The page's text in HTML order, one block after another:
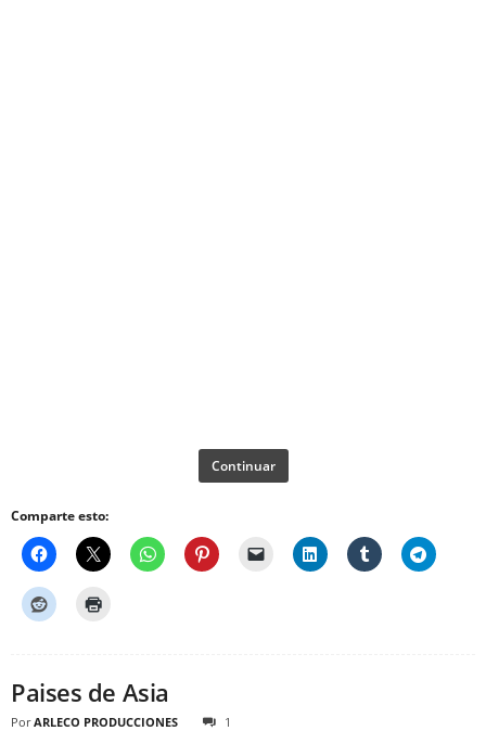
Continuar
Comparte esto:
Paises de Asia
Por ARLECO PRODUCCIONES 1